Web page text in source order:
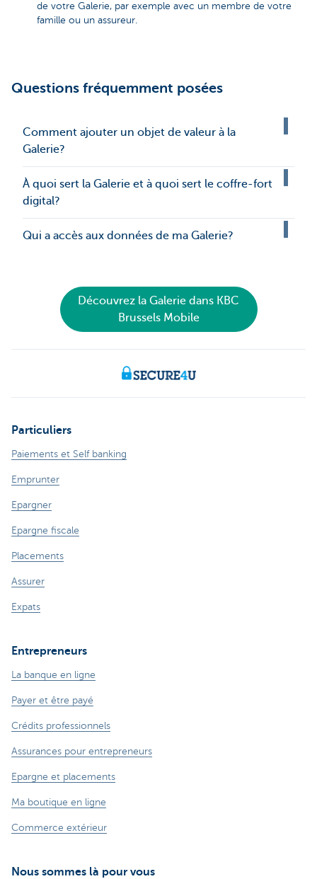
de votre Galerie, par exemple avec un membre de votre
famille ou un assureur.
Questions fréquemment posées
Comment ajouter un objet de valeur à la
Galerie?
À quoi sert la Galerie et à quoi sert le coffre-fort
digital?
Qui a accès aux données de ma Galerie?
Découvrez la Galerie dans KBC
Brussels Mobile
Particuliers
Paiements et Self banking
Emprunter
Epargner
Epargne fiscale
Placements
Assurer
Expats
Entrepreneurs
La banque en ligne
Payer et être payé
Crédits professionnels
Assurances pour entrepreneurs
Epargne et placements
Ma boutique en ligne
Commerce extérieur
Nous sommes là pour vous